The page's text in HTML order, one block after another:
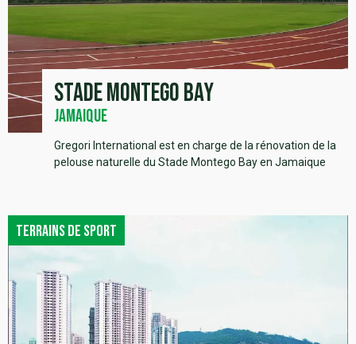
Stade Montego Bay
Jamaique
Gregori International est en charge de la rénovation de la
pelouse naturelle du Stade Montego Bay en Jamaique
Terrains de sport